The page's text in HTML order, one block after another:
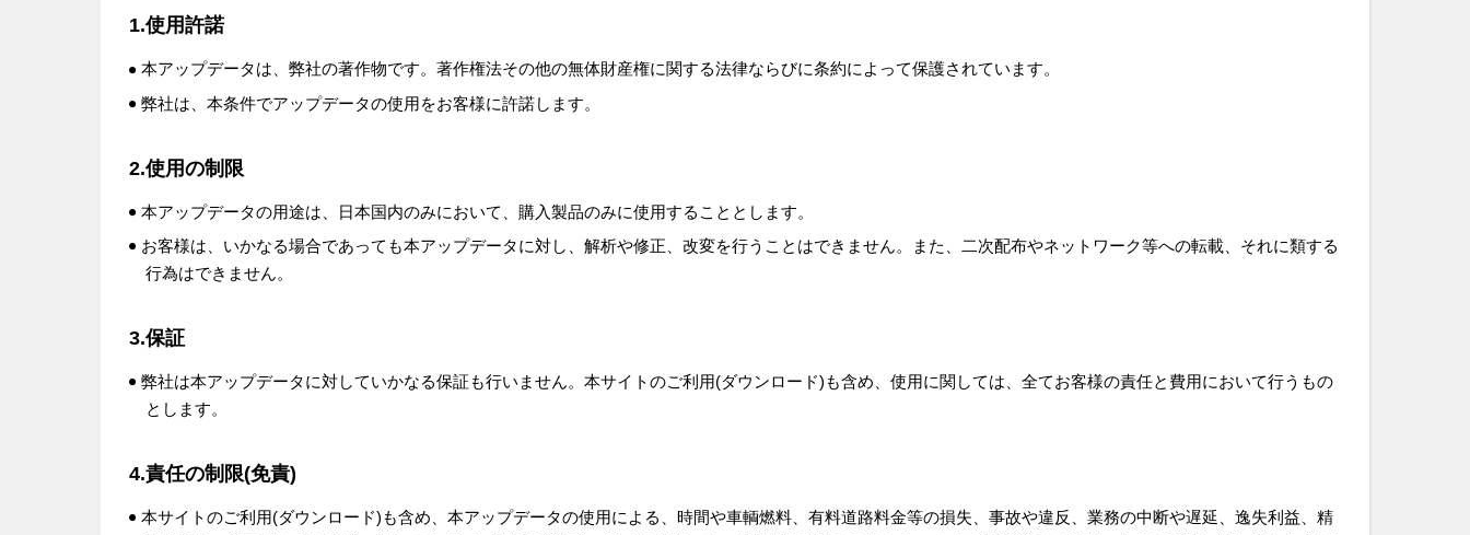
1.使用許諾
本アップデータは、弊社の著作物です。著作権法その他の無体財産権に関する法律ならびに条約によって保護されています。
弊社は、本条件でアップデータの使用をお客様に許諾します。
2.使用の制限
本アップデータの用途は、日本国内のみにおいて、購入製品のみに使用することとします。
お客様は、いかなる場合であっても本アップデータに対し、解析や修正、改変を行うことはできません。また、二次配布やネットワーク等への転載、それに類する
行為はできません。
3.保証
弊社は本アップデータに対していかなる保証も行いません。本サイトのご利用(ダウンロード)も含め、使用に関しては、全てお客様の責任と費用において行うもの
とします。
4.責任の制限(免責)
本サイトのご利用(ダウンロード)も含め、本アップデータの使用による、時間や車輌燃料、有料道路料金等の損失、事故や違反、業務の中断や遅延、逸失利益、精